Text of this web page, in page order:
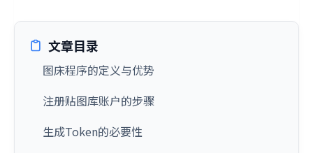
文章目录
图床程序的定义与优势
注册贴图库账户的步骤
生成Token的必要性